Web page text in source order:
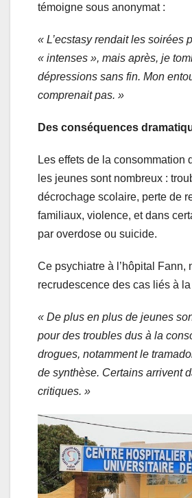
témoigne sous anonymat :
« L’ecstasy rendait les soirées
« intenses », mais après, je
dépressions sans fin. Mon
comprenait pas. »
Des conséquences
Les effets de la consommation
les jeunes sont nombreux :
décrochage scolaire, perte de
familiaux, violence, et dans
par overdose ou suicide.
Ce psychiatre à l’hôpital Fann,
recrudescence des cas liés à
« De plus en plus de jeunes
pour des troubles dus à la
drogues, notamment le
de synthèse. Certains arrivent
critiques. »